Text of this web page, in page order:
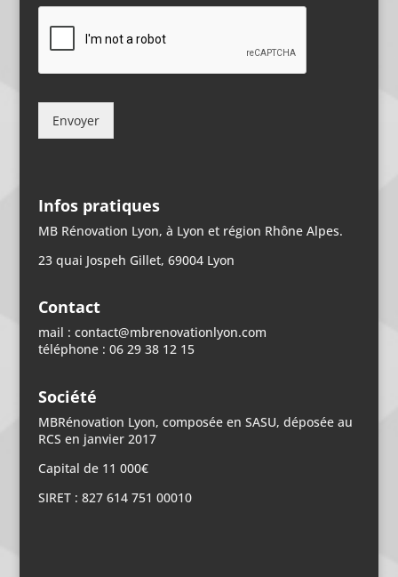
Envoyer
Infos pratiques
MB Rénovation Lyon, à Lyon et région Rhône Alpes.
23 quai Jospeh Gillet, 69004 Lyon
Contact
mail : contact@mbrenovationlyon.com
téléphone : 06 29 38 12 15
Société
MBRénovation Lyon, composée en SASU, déposée au
RCS en janvier 2017
Capital de 11 000€
SIRET : 827 614 751 00010